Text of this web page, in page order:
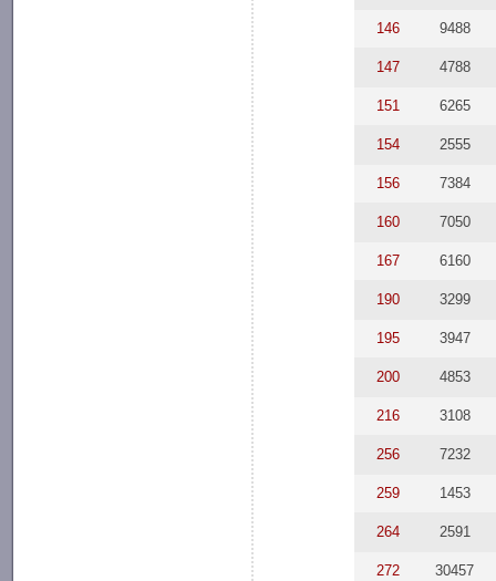
146 9488
147 4788
151 6265
154 2555
156 7384
160 7050
167 6160
190 3299
195 3947
200 4853
216 3108
256 7232
259 1453
264 2591
272 30457